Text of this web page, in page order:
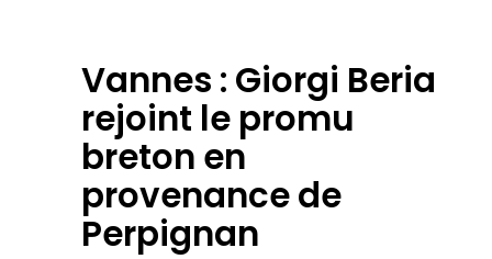
Vannes : Giorgi Beria
rejoint le promu
breton en
provenance de
Perpignan